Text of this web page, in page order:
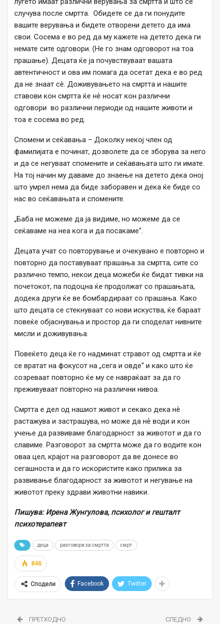
случува после смртта. Обидете се да ги понудите
вашите верувања и бидете отворени детето да има
свои. Сосема е во ред да му кажете на детето дека ги
немате сите одговори. (Не го знам одговорот на тоа
прашање). Децата ќе ја почувствуваат вашата
автентичност и ова им помага да осетат дека е во ред
да не знаат сѐ. Доживувањето на смртта и нашите
ставови кон смртта ќе нѐ носат кон различни
одговори во различни периоди од нашите животи и
тоа е сосема во ред.
Спомени и сеќавања – Доколку некој член од
фамилијата е починат, дозволете да се зборува за него
и да се негуваат спомените и сеќавањата што ги имате.
На тој начин му даваме до знаење на детето дека оној
што умрел нема да биде заборавен и дека ќе биде со
нас во сеќавањата и спомените.
„Баба не можеме да ја видиме, но можеме да се
сеќаваме на неа кога и да посакаме“.
Децата учат со повторување и очекувано е повторно и
повторно да поставуваат прашања за смртта, сите со
различно темпо, некои деца можеби ќе бидат тивки на
почетокот, па подоцна ќе продолжат со прашањата,
додека други ќе ве бомбардираат со прашања. Како
што децата се стекнуваат со нови искуства, ќе бараат
повеќе објаснувања и простор да ги споделат нивните
мисли и доживувања.
Повеќето деца ќе го надминат стравот од смртта и ќе
се вратат на фокусот на „сега и овде“ и како што ќе
созреваат повторно ќе му се навраќаат за да го
преживуваат повторно на различни нивоа.
Смртта е дел од нашиот живот и секако дека нѐ
растажува и застрашува, но може да нѐ води и кон
учење да развиваме благодарност за животот и да го
славиме. Разговорот за смртта може да го водите кон
оваа цел, крајот на разговорот да ве донесе во
сегашноста и да го искористите како прилика за
развивање благодарност за животот и негување на
животот преку здрави животни навики.
Пишува: Ирена Жунгулова, психолог и гешталт
психотерапевт
деца разговори за смртта смрт
846
Сподели Facebook Twitter
ПРЕТХОДНО СЛЕДНО